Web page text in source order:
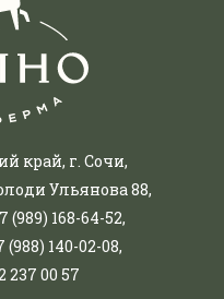
край, г. Сочи,
Ульянова 88,
(989) 168-64-52,
(988) 140-02-08,
237 00 57